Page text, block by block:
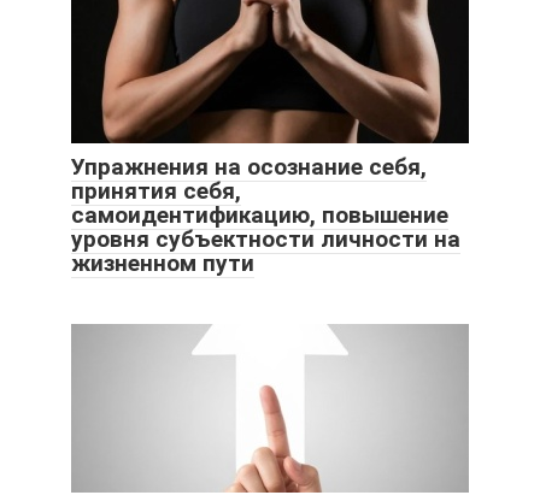
Упражнения на осознание себя,
принятия себя,
самоидентификацию, повышение
уровня субъектности личности на
жизненном пути